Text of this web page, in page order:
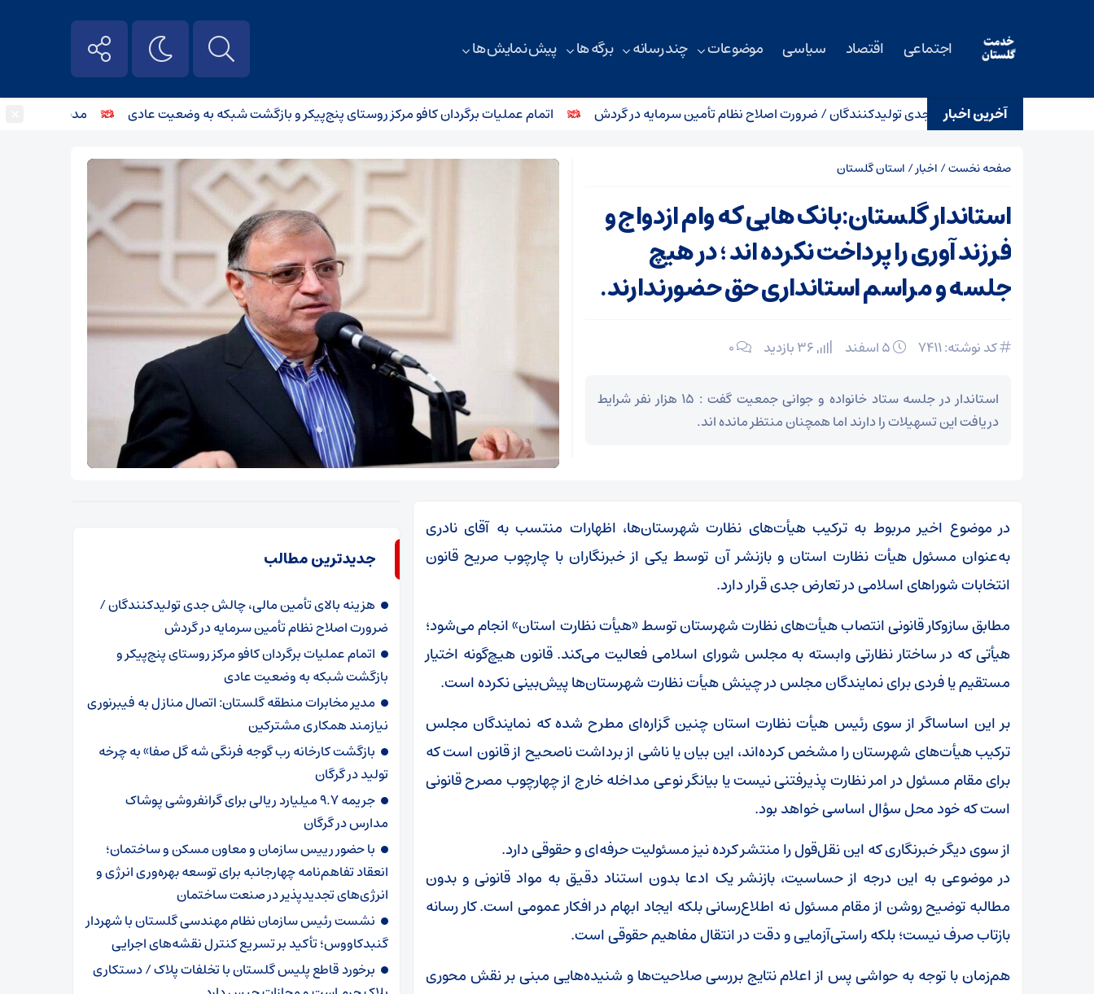
اجتماعی اقتصاد سیاسی موضوعات چند رسانه برگه ها پیش نمایش ها
آخرین اخبار
بالای تأمین مالی، چالش جدی تولیدکنندگان / ضرورت اصلاح نظام تأمین سرمایه در گردش اتمام عملیات برگردان کافو مرکز روستای پنج‌پیکر و بازگشت شبکه به وضعیت عادی مدیر مخابرات
صفحه نخست/ اخبار/ استان گلستان
استاندار گلستان:بانک هایی که وام ازدواج و
فرزند آوری را پرداخت نکرده اند ؛ در هیچ
جلسه و مراسم استانداری حق حضور‌ندارند.
کد نوشته: 7411 ۰
استاندار در جلسه ستاد خانواده و جوانی جمعیت گفت : ۱۵ هزار نفر شرایط
دریافت این تسهیلات را دارند اما همچنان منتظر مانده اند.
در موضوع اخیر مربوط به ترکیب هیأت‌های نظارت شهرستان‌ها، اظهارات منتسب به آقای نادری
به‌عنوان مسئول هیأت نظارت استان و بازنشر آن توسط یکی از خبرنگاران‌ با چارچوب صریح قانون
انتخابات شوراهای اسلامی در تعارض جدی قرار دارد.
مطابق سازوکار قانونی انتصاب هیأت‌های نظارت شهرستان توسط «هیأت نظارت استان» انجام می‌شود؛
هیأتی که در ساختار نظارتی وابسته به مجلس شورای اسلامی فعالیت می‌کند. قانون هیچ‌گونه اختیار
مستقیم یا فردی برای نمایندگان مجلس در چینش هیأت نظارت شهرستان‌ها پیش‌بینی نکرده است.
بر این اساساگر از سوی رئیس هیأت نظارت استان چنین گزاره‌ای مطرح شده که نمایندگان مجلس
ترکیب هیأت‌های شهرستان را مشخص کرده‌اند، این بیان یا ناشی از برداشت ناصحیح از قانون است که
برای مقام مسئول در امر نظارت پذیرفتنی نیست یا بیانگر نوعی مداخله خارج از چهارچوب مصرح قانونی
است که خود محل سؤال اساسی خواهد بود.
از سوی دیگر خبرنگاری که این نقل‌قول را منتشر کرده نیز مسئولیت حرفه‌ای و حقوقی دارد.
در موضوعی به این درجه از حساسیت، بازنشر یک ادعا بدون استناد دقیق به مواد قانونی و بدون
مطالبه توضیح روشن از مقام مسئول نه اطلاع‌رسانی بلکه ایجاد ابهام در افکار عمومی است. کار رسانه
بازتاب صرف نیست؛ بلکه راستی‌آزمایی و دقت در انتقال مفاهیم حقوقی است.
هم‌زمان با توجه به حواشی پس از اعلام نتایج بررسی صلاحیت‌ها و شنیده‌هایی مبنی بر نقش محوری
جدیدترین مطالب
هزینه بالای تأمین مالی، چالش جدی تولیدکنندگان /
ضرورت اصلاح نظام تأمین سرمایه در گردش
اتمام عملیات برگردان کافو مرکز روستای پنج‌پیکر و
بازگشت شبکه به وضعیت عادی
مدیر مخابرات منطقه گلستان: اتصال منازل به فیبرنوری
نیازمند همکاری مشترکین
بازگشت کارخانه رب گوجه فرنگی شه گل صفا» به چرخه
تولید در گرگان
جریمه ۹.۷ میلیارد ریالی برای گرانفروشی پوشاک
مدارس در گرگان
با حضور رییس سازمان و معاون مسکن و ساختمان؛
انعقاد تفاهم‌نامه چهارجانبه برای توسعه بهره‌وری انرژی و
انرژی‌های تجدیدپذیر در صنعت ساختمان
نشست رئیس سازمان نظام مهندسی گلستان با شهردار
گنبدکاووس؛ تأکید بر تسریع کنترل نقشه‌های اجرایی
برخورد قاطع پلیس گلستان با تخلفات پلاک / دستکاری